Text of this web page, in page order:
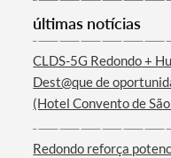
últimas notícias
CLDS-5G Redondo +
Dest@que de
(Hotel Convento de
Redondo reforça